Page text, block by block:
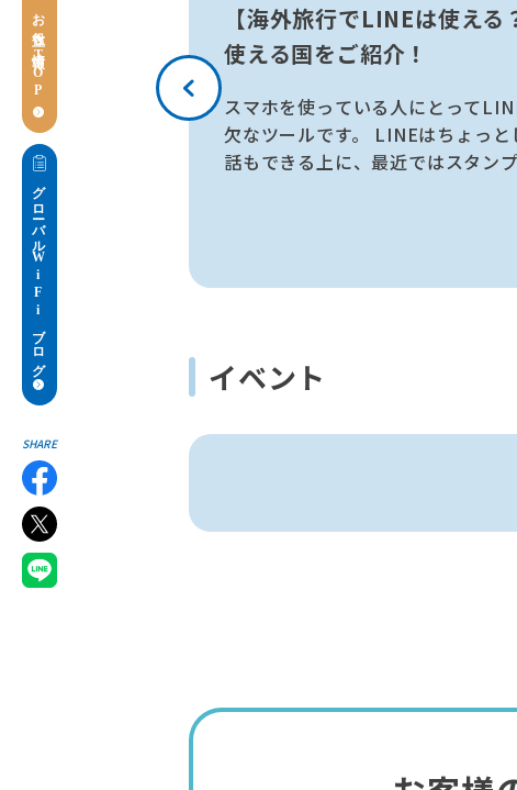
【海外旅行でLINEは使える
使える国をご紹介！
スマホを使っている人にとって
欠なツールです。 LINEはちょっと
話もできる上に、最近ではスタン
イベント
お役立ち情報TOP
グローバルWiFiブログ
SHARE